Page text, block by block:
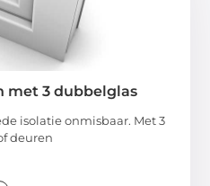
met 3 dubbelglas
isolatie onmisbaar. Met 3
deuren